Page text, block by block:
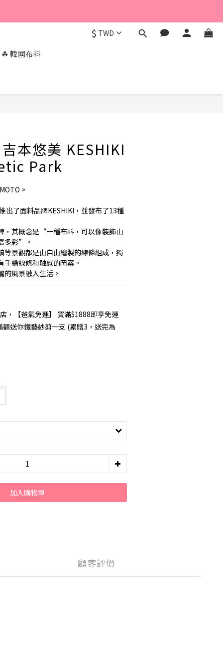
$ TWD
☘︎ 韓國布料
本悠美 KESHIKI
Park
>
出了面料品牌KESHIKI，並發布了13種
，其概念是“一種布料，可以像裝飾山
多彩”。
等景觀都是由自由繪製的線條組成，獨
繪線條和触感的圖案。
的風景融入生活。
，【爸氣免運】 買滿$1888即享免運
送你鐵藝紗剪一支 (累贈3，送完為
加入購物車
顧客評價